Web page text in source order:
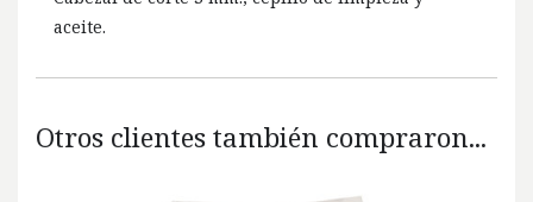
aceite.
Otros clientes también compraron...